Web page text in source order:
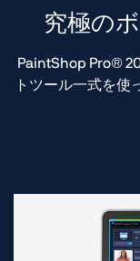
究極の
PaintShop Pro®
トツール一式を使